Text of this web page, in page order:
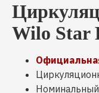
Wilo Star